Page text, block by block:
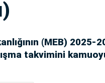
(MEB) 2025-
takvimini